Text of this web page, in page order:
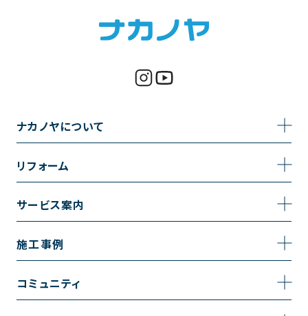
ナカノヤについて
事業内容
採用情報
リフォーム
トイレのリフォーム
キッチンのリフォーム
サービス案内
サービスの流れ
施工事例
施工事例一覧
コミュニティ